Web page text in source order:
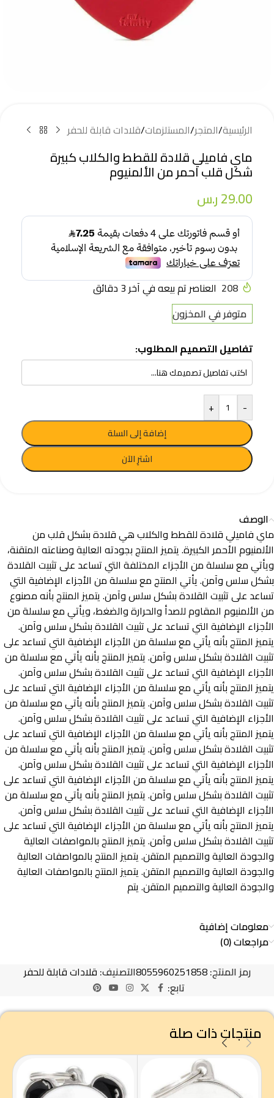
الرئيسية/المتجر/المستلزمات/قلادات قابلة للحفر
ماي فاميلي قلادة للقطط والكلاب كبيرة
شكل قلب احمر من الألمنيوم
29.00ر.س
208 العناصر تم بيعه في آخر 3 دقائق
متوفر في المخزون
تفاصيل التصميم المطلوب:
-
+
إضافة إلى السلة
اشترِ الآن
الوصف
ماي فاميلي قلادة للقطط والكلاب هي قلادة بشكل قلب من
الألمنيوم الأحمر الكبيرة. يتميز المنتج بجودته العالية وصناعته المتقنة،
ويأتي مع سلسلة من الأجزاء المختلفة التي تساعد على تثبيت القلادة
بشكل سلس وآمن. يأتي المنتج مع سلسلة من الأجزاء الإضافية التي
تساعد على تثبيت القلادة بشكل سلس وآمن. يتميز المنتج بأنه مصنوع
من الألمنيوم المقاوم للصدأ والحرارة والضغط، ويأتي مع سلسلة من
الأجزاء الإضافية التي تساعد على تثبيت القلادة بشكل سلس وآمن.
يتميز المنتج بأنه يأتي مع سلسلة من الأجزاء الإضافية التي تساعد على
تثبيت القلادة بشكل سلس وآمن. يتميز المنتج بأنه يأتي مع سلسلة من
الأجزاء الإضافية التي تساعد على تثبيت القلادة بشكل سلس وآمن.
يتميز المنتج بأنه يأتي مع سلسلة من الأجزاء الإضافية التي تساعد على
تثبيت القلادة بشكل سلس وآمن. يتميز المنتج بأنه يأتي مع سلسلة من
الأجزاء الإضافية التي تساعد على تثبيت القلادة بشكل سلس وآمن.
يتميز المنتج بأنه يأتي مع سلسلة من الأجزاء الإضافية التي تساعد على
تثبيت القلادة بشكل سلس وآمن. يتميز المنتج بأنه يأتي مع سلسلة من
الأجزاء الإضافية التي تساعد على تثبيت القلادة بشكل سلس وآمن.
يتميز المنتج بأنه يأتي مع سلسلة من الأجزاء الإضافية التي تساعد على
تثبيت القلادة بشكل سلس وآمن. يتميز المنتج بأنه يأتي مع سلسلة من
الأجزاء الإضافية التي تساعد على تثبيت القلادة بشكل سلس وآمن.
يتميز المنتج بأنه يأتي مع سلسلة من الأجزاء الإضافية التي تساعد على
تثبيت القلادة بشكل سلس وآمن. يتميز المنتج بالمواصفات العالية
والجودة العالية والتصميم المتقن. يتميز المنتج بالمواصفات العالية
والجودة العالية والتصميم المتقن. يتميز المنتج بالمواصفات العالية
والجودة العالية والتصميم المتقن. يتم
معلومات إضافية
مراجعات (0)
رمز المنتج:8055960251858التصنيف: قلادات قابلة للحفر
تابع:
منتجات ذات صلة